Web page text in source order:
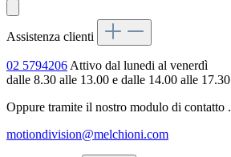
Assistenza clienti
02 5794206Attivo dal lunedi al venerdì
dalle 8.30 alle 13.00 e dalle 14.00 alle 17.30
Oppure tramite il nostro modulo di contatto .
motiondivision@melchioni.com